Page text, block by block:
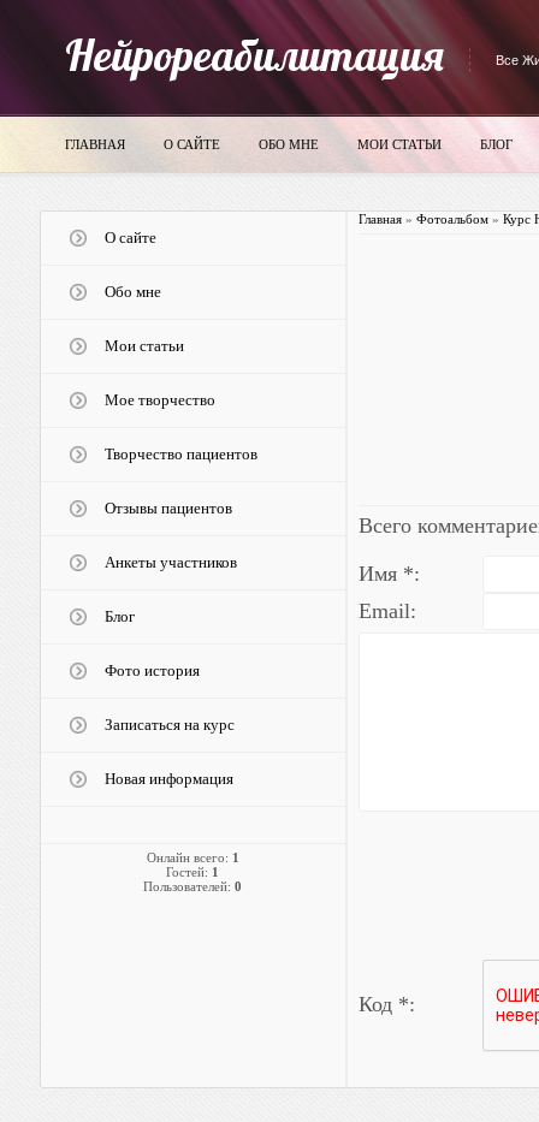
Нейрореабилитация Все
ГЛАВНАЯ О САЙТЕ ОБО МНЕ МОИ СТАТЬИ БЛОГ
О сайте
Обо мне
Мои статьи
Мое творчество
Творчество пациентов
Отзывы пациентов
Анкеты участников
Блог
Фото история
Записаться на курс
Новая информация
Онлайн всего: 1
Гостей: 1
Пользователей: 0
Главная» Фотоальбом» Курс
Всего
Имя *:
Email:
Код *: